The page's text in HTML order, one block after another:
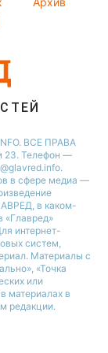
ВСЕ ПРАВА
23. Телефон —
в сфере медиа —
в каком-
«Главред»
интернет-
систем,
Материалы с
«Точка
или
материалах в
редакции.